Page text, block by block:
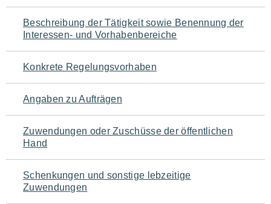
für
den
Seiteninhalt
Beschreibung der Tätigkeit sowie Benennung der
Interessen- und Vorhabenbereiche
Konkrete Regelungsvorhaben
Angaben zu Aufträgen
Zuwendungen oder Zuschüsse der öffentlichen
Hand
Schenkungen und sonstige lebzeitige
Zuwendungen